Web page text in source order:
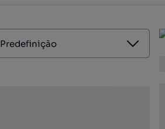
Predefinição